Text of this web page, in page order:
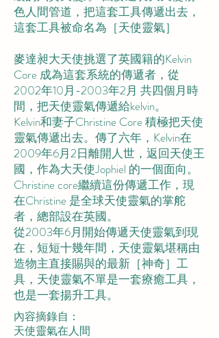
色人間管道，把這套工具傳遞出去，
這套工具被命名為［天使靈氣］
麥達昶大天使挑選了英國籍的Kelvin
Core 成為這套系統的傳遞者，從
2002年10月-2003年2月 共四個月時
間，把天使靈氣傳遞給kelvin。
Kelvin和妻子Christine Core 積極把天使
靈氣傳遞出去。傳了六年，Kelvin在
2009年6月2日離開人世，返回天使王
國，作為大天使Jophiel 的一個面向。
Christine core繼續這份傳遞工作，現
在Christine 是全球天使靈氣的掌舵
者，總部設在英國。
從2003年6月開始傳遞天使靈氣到現
在，短短十幾年間，天使靈氣堪稱由
造物主直接賜與的最新［神奇］工
具，天使靈氣不單是一套療癒工具，
也是一套揚升工具。
內容摘錄自：
天使靈氣在人間